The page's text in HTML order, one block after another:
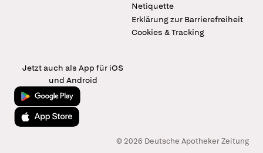
Netiquette
Erklärung zur Barrierefreiheit
Cookies & Tracking
Jetzt auch als App für iOS
und Android
Jetzt bei Google Play
Laden im App Store
© 2026 Deutsche Apotheker Zeitung